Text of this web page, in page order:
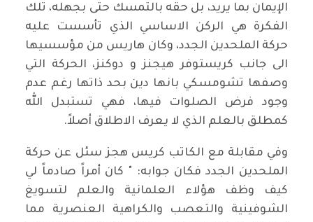
الإيمان بما يريد، بل حقه بالتمسك حتى بجهله، تلك
الفكرة هي الركن الاساسي الذي تأسست عليه
حركة الملحدين الجدد، وكان هاريس من مؤسسيها
الى جانب كريستوفر هيجنز و دوكنز، الحركة التي
وصفها تشومسكي بانها دين بحد ذاتها رغم عدم
وجود فرض الصلوات فيها، فهي تستبدل الله
كمطلق بالعلم الذي لا يعرف الاطلاق أصلاً.
وفي مقابلة مع الكاتب كريس هجز سئل عن حركة
الملحدين الجدد فكان جوابه: " كان أمراً صادماً لي
كيف وظف هؤلاء العلمانية والعلم لتسويغ
الشوفينية والتعصب والكراهية العنصرية مما